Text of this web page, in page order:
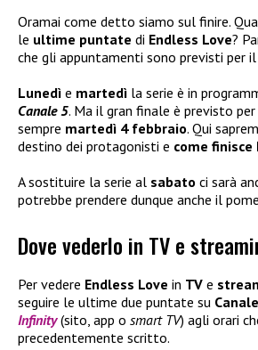
Oramai come detto siamo sul finire.
le ultime puntate di Endless Love?
che gli appuntamenti sono previsti per il
Lunedì e martedì la serie è in
Canale 5. Ma il gran finale è previsto
sempre martedì 4 febbraio. Qui
destino dei protagonisti e come finisce
A sostituire la serie al sabato ci sarà
potrebbe prendere dunque anche il
Dove vederlo in TV e
Per vedere Endless Love in TV e
seguire le ultime due puntate su
Infinity(sito, app o smart TV) agli orari
precedentemente scritto.